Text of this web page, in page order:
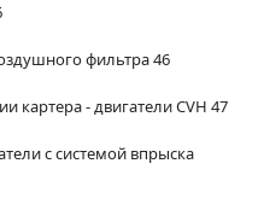
фильтра 46
картера - двигатели CVH 47
с системой впрыска